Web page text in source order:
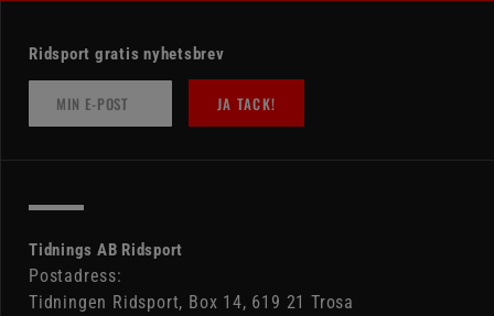
Ridsport gratis nyhetsbrev
JA TACK!
Tidnings AB Ridsport
Postadress:
Tidningen Ridsport, Box 14, 619 21 Trosa